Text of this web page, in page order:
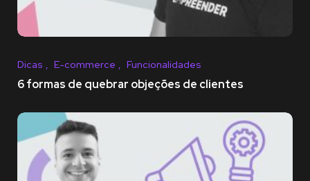
Dicas E-commerce Funcionalidades
6 formas de quebrar objeções de clientes